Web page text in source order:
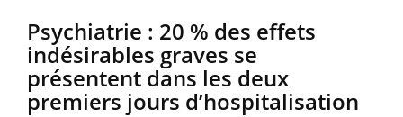
Psychiatrie : 20 % des effets
indésirables graves se
présentent dans les deux
premiers jours d’hospitalisation